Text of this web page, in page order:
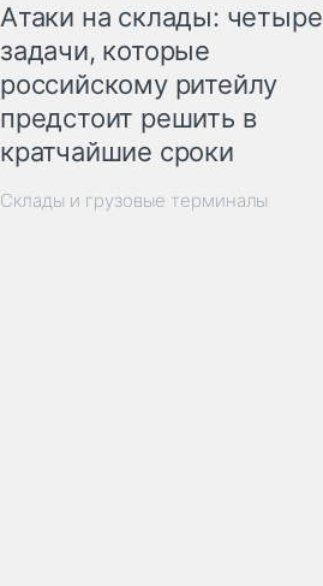
Атаки на склады: четыре
задачи, которые
российскому ритейлу
предстоит решить в
кратчайшие сроки
Склады и грузовые терминалы